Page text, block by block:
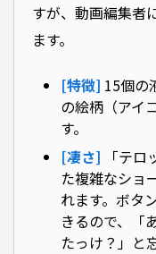
すが、動画編集者
ます。
[特徴] 15個の
の絵柄（アイ
す。
[凄さ] 「テ
た複雑なショ
れます。ボタ
きるので、「
たっけ？」と